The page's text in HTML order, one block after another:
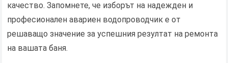
качество. Запомнете, че изборът на надежден и
професионален авариен водопроводчик е от
решаващо значение за успешния резултат на ремонта
на вашата баня.